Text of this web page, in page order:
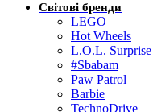
Світові бренди
LEGO
Hot Wheels
L.O.L. Surprise
#Sbabam
Paw Patrol
Barbie
TechnoDrive